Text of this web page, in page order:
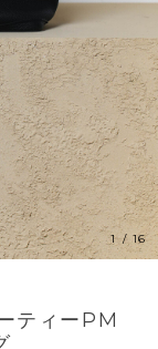
1/ 16
ティーPM